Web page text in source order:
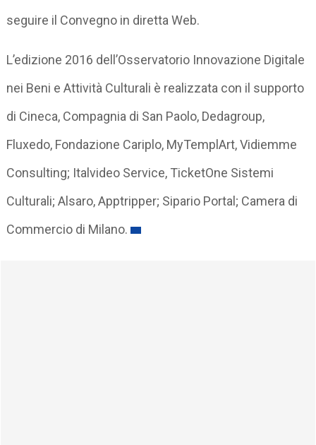
seguire il Convegno in diretta Web.
L’edizione 2016 dell’Osservatorio Innovazione Digitale
nei Beni e Attività Culturali è realizzata con il supporto
di Cineca, Compagnia di San Paolo, Dedagroup,
Fluxedo, Fondazione Cariplo, MyTemplArt, Vidiemme
Consulting; Italvideo Service, TicketOne Sistemi
Culturali; Alsaro, Apptripper; Sipario Portal; Camera di
Commercio di Milano.